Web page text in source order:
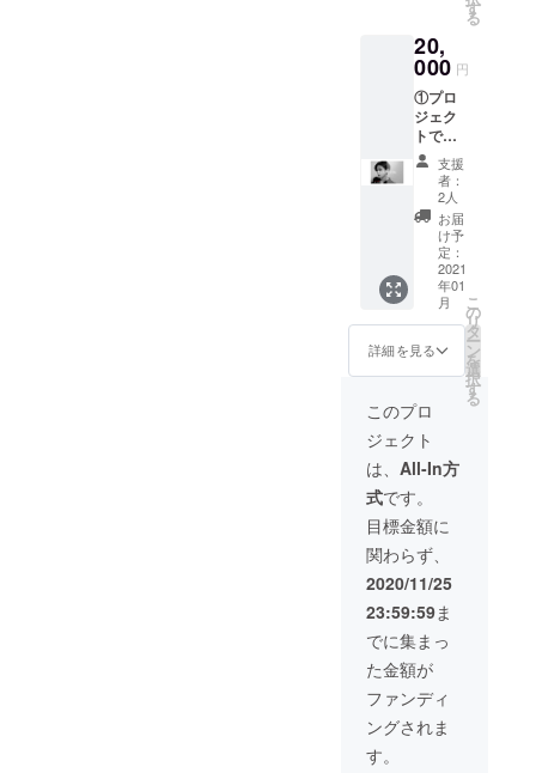
枚セッ
ト ③お
礼の
メール
④メー
ルでの
プロ
ジェク
トのご
報告 ⑤
このポ
スター
を広め
てくだ
さる方
にはポ
スター
をお付
けしま
す。ご
希望の
場合は
備考欄
でお知
らせく
ださ
い。 ＊
添付さ
れた動
画の転
載、複
製、改
変はい
かなる
場合も
す
る
20,
000 円
①プロ
ジェク
トで作
成した
ポス
ター
（B3サ
イズ）
１枚
②FEMI
NISTIC
ACTIO
N オリ
ジナル
ポスト
カー
ド ３
枚セッ
ト ③お
礼の動
画
（googl
eドライ
ブ上の
限定公
開。
メール
でURL
をお送
りしま
す。）
④お礼
のメー
ル ⑤
支援
者：
2人
お届
け予
定：
2021
年01
月
詳細を見る
こ
の
リ
タ
ー
ン
を
選
択
す
る
このプロ
ジェクト
は、 All-In方
式です。
目標金額に
関わらず、
2020/11/25
23:59:59ま
でに集まっ
た金額が
ファンディ
ングされま
す。